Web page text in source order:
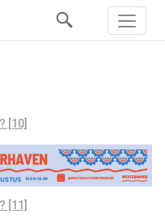
[10]
[11]